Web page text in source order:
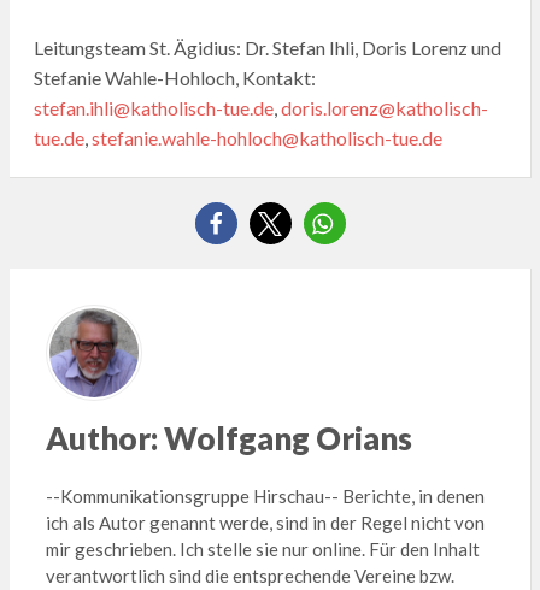
Leitungsteam St. Ägidius: Dr. Stefan Ihli, Doris Lorenz und
Stefanie Wahle-Hohloch, Kontakt:
stefan.ihli@katholisch-tue.de,doris.lorenz@katholisch-
tue.de,stefanie.wahle-hohloch@katholisch-tue.de
Author:Wolfgang Orians
--Kommunikationsgruppe Hirschau-- Berichte, in denen
ich als Autor genannt werde, sind in der Regel nicht von
mir geschrieben. Ich stelle sie nur online. Für den Inhalt
verantwortlich sind die entsprechende Vereine bzw.